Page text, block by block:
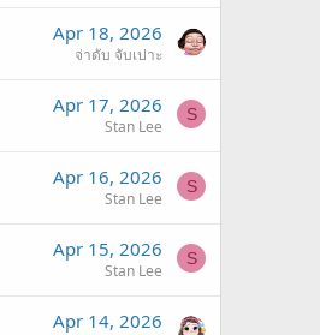
Apr 18, 2026
จ่าดับ จับเปาะ
Apr 17, 2026
Stan Lee
S
Apr 16, 2026
Stan Lee
S
Apr 15, 2026
Stan Lee
S
Apr 14, 2026